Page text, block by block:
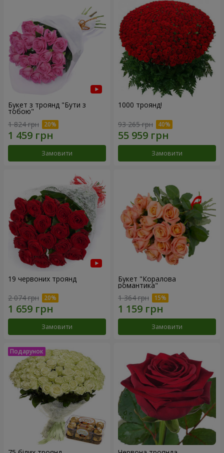
Букет з троянд "Бути з
тобою"
1 824 грн
Замовити
1000 троянд!
93 265 грн
Замовити
19 червоних троянд
2 074 грн
Замовити
Букет "Коралова
романтика"
1 364 грн
Замовити